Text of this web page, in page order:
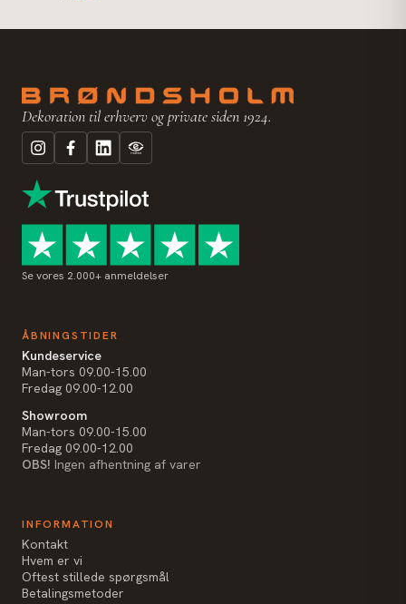
Dekoration til erhverv og private siden 1924.
Se vores 2.000+ anmeldelser
ÅBNINGSTIDER
Kundeservice
Man-tors 09.00-15.00
Fredag 09.00-12.00
Showroom
Man-tors 09.00-15.00
Fredag 09.00-12.00
OBS! Ingen afhentning af varer
INFORMATION
Kontakt
Hvem er vi
Oftest stillede spørgsmål
Betalingsmetoder